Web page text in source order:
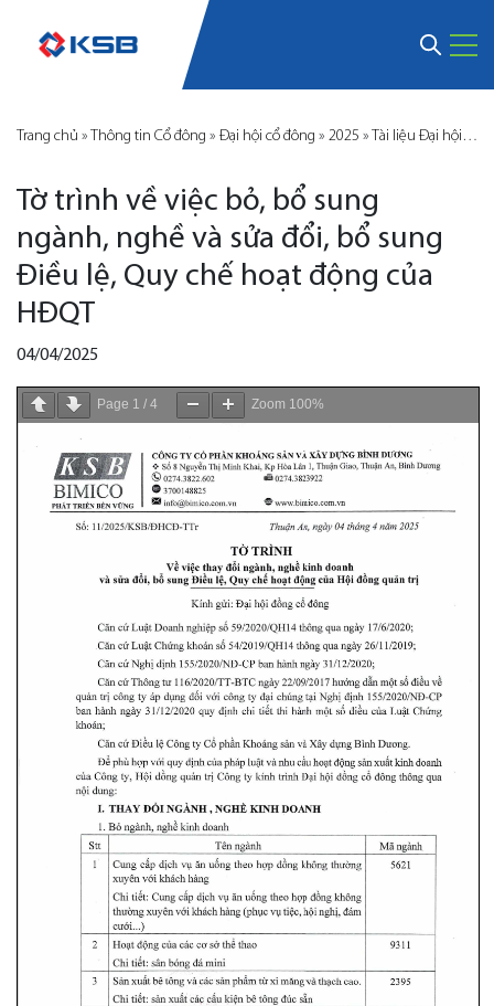
Trang chủ » Thông tin Cổ đông » Đại hội cổ đông » 2025 » Tài liệu Đại hội đồng cổ đông
Tờ trình về việc bỏ, bổ sung
ngành, nghề và sửa đổi, bổ sung
Điều lệ, Quy chế hoạt động của
HĐQT
04/04/2025
Page 1 / 4 Zoom 100%